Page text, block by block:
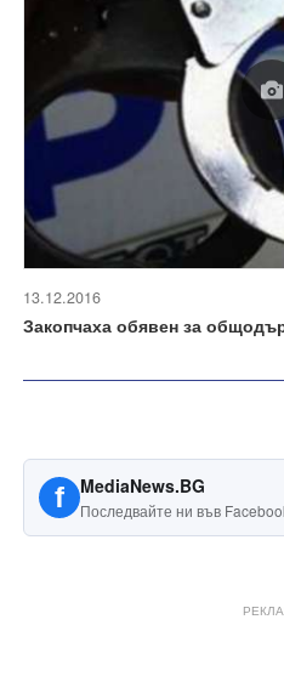
13.12.2016
Закопчаха обявен за
f MediaNews.BG
Последвайте ни във